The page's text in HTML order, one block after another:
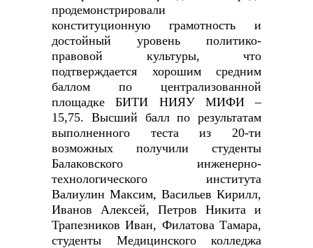
продемонстрировали
конституционную грамотность и
достойный уровень политико-
правовой культуры, что
подтверждается хорошим средним
баллом по централизованной
площадке БИТИ НИЯУ МИФИ –
15,75. Высший балл по результатам
выполненного теста из 20-ти
возможных получили студенты
Балаковского инженерно-
технологического института
Валиулин Максим, Васильев Кирилл,
Иванов Алексей, Петров Никита и
Трапезников Иван, Филатова Тамара,
студенты Медицинского колледжа